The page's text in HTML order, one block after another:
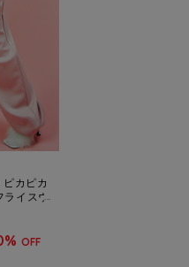
カピカ
ライスウ
OFF